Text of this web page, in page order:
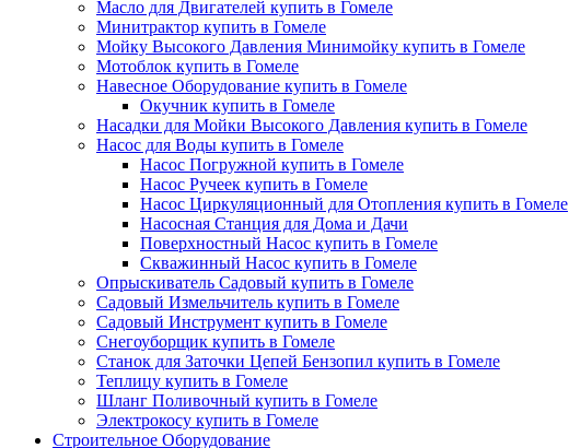
Масло для Двигателей купить в Гомеле
Минитрактор купить в Гомеле
Мойку Высокого Давления Минимойку купить в Гомеле
Мотоблок купить в Гомеле
Навесное Оборудование купить в Гомеле
Окучник купить в Гомеле
Насадки для Мойки Высокого Давления купить в Гомеле
Насос для Воды купить в Гомеле
Насос Погружной купить в Гомеле
Насос Ручеек купить в Гомеле
Насос Циркуляционный для Отопления купить в Гомеле
Насосная Станция для Дома и Дачи
Поверхностный Насос купить в Гомеле
Скважинный Насос купить в Гомеле
Опрыскиватель Садовый купить в Гомеле
Садовый Измельчитель купить в Гомеле
Садовый Инструмент купить в Гомеле
Снегоуборщик купить в Гомеле
Станок для Заточки Цепей Бензопил купить в Гомеле
Теплицу купить в Гомеле
Шланг Поливочный купить в Гомеле
Электрокосу купить в Гомеле
Строительное Оборудование